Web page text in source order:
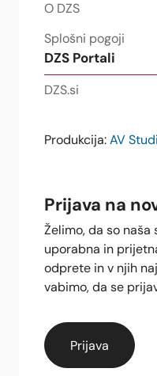
O DZS
Splošni pogoji
DZS Portali
DZS.si
Produkcija: AV
Prijava na
Želimo, da so naša
uporabna in
odprete in v njih
vabimo, da se